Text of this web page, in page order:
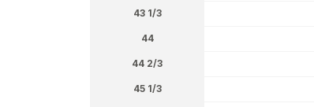
43 1/3
44
44 2/3
45 1/3